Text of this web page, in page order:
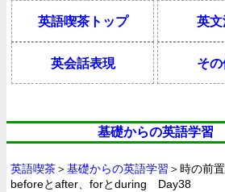
英語喫茶トップ 英
英会話表現 そ
基礎からの英語学習
英語喫茶＞基礎からの英語学習 ＞時の前
beforeとafter、forとduring Day38